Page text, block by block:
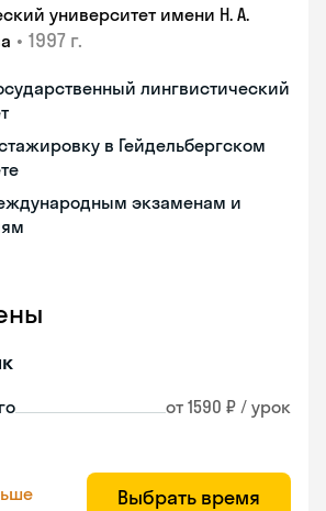
университет имени Н. А.
• 1997 г.
лингвистический
в Гейдельбергском
экзаменам и
от 1590 ₽ / урок
Выбрать время